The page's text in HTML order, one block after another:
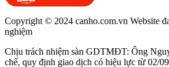
Copyright © 2024 canho.com.vn Website
nghiệm
Chịu trách nhiệm sàn GDTMĐT: Ông
chế, quy định giao dịch có hiệu lực từ 02/